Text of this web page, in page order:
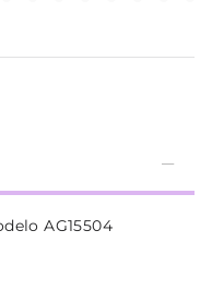
AG15504